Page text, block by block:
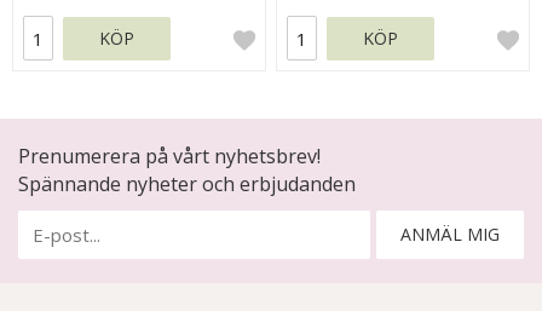
KÖP KÖP
Prenumerera på vårt nyhetsbrev!
Spännande nyheter och erbjudanden
ANMÄL MIG